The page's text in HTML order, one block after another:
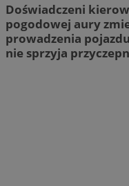
Doświadczeni
pogodowej aury
prowadzenia
nie sprzyja